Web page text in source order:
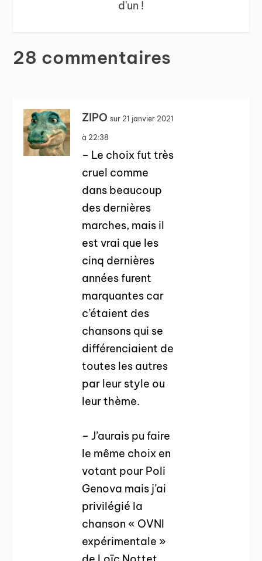
d'un !
28 commentaires
ZIPO sur 21 janvier 2021
à 22:38
– Le choix fut très
cruel comme
dans beaucoup
des dernières
marches, mais il
est vrai que les
cinq dernières
années furent
marquantes car
c’étaient des
chansons qui se
différenciaient de
toutes les autres
par leur style ou
leur thème.
– J’aurais pu faire
le même choix en
votant pour Poli
Genova mais j’ai
privilégié la
chanson « OVNI
expérimentale »